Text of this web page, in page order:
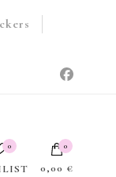
0 0
0,00 €